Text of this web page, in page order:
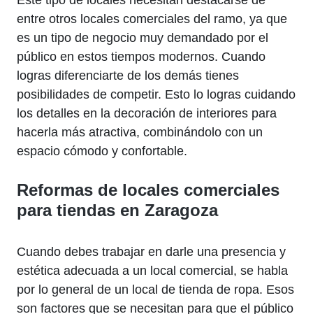
entre otros locales comerciales del ramo, ya que
es un tipo de negocio muy demandado por el
público en estos tiempos modernos. Cuando
logras diferenciarte de los demás tienes
posibilidades de competir. Esto lo logras cuidando
los detalles en la decoración de interiores para
hacerla más atractiva, combinándolo con un
espacio cómodo y confortable.
Reformas de locales comerciales
para tiendas en Zaragoza
Cuando debes trabajar en darle una presencia y
estética adecuada a un local comercial, se habla
por lo general de un local de tienda de ropa. Esos
son factores que se necesitan para que el público